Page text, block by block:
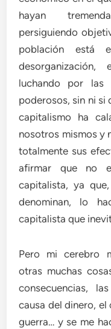
hayan
persiguiendo
población está
luchando por las
poderosos, sin ni si
capitalismo ha
nosotros mismos y
totalmente sus
afirmar que no
capitalista, ya
denominan, lo
capitalista que
Pero mi cerebro
otras muchas
consecuencias,
causa del dinero,
guerra… y se me